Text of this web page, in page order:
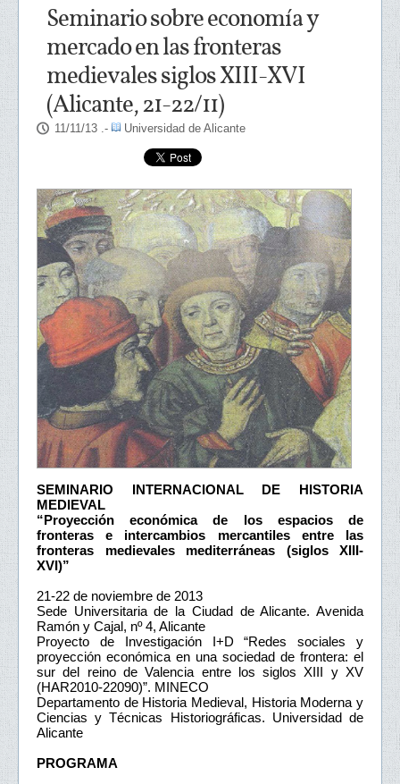
Seminario sobre economía y
mercado en las fronteras
medievales siglos XIII-XVI
(Alicante, 21-22/11)
11/11/13 .- Universidad de Alicante
SEMINARIO INTERNACIONAL DE HISTORIA
MEDIEVAL
“Proyección económica de los espacios de
fronteras e intercambios mercantiles entre las
fronteras medievales mediterráneas (siglos XIII-
XVI)”
21-22 de noviembre de 2013
Sede Universitaria de la Ciudad de Alicante. Avenida
Ramón y Cajal, nº 4, Alicante
Proyecto de Investigación I+D “Redes sociales y
proyección económica en una sociedad de frontera: el
sur del reino de Valencia entre los siglos XIII y XV
(HAR2010-22090)”. MINECO
Departamento de Historia Medieval, Historia Moderna y
Ciencias y Técnicas Historiográficas. Universidad de
Alicante
PROGRAMA